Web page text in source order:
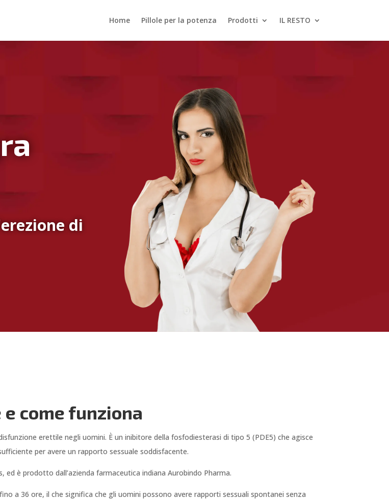
Home Pillole per la potenza Prodotti IL RESTO
di
come funziona
erettile negli uomini. È un inibitore della fosfodiesterasi di tipo 5 (PDE5) che agisce
per avere un rapporto sessuale soddisfacente.
è prodotto dall’azienda farmaceutica indiana Aurobindo Pharma.
a 36 ore, il che significa che gli uomini possono avere rapporti sessuali spontanei senza